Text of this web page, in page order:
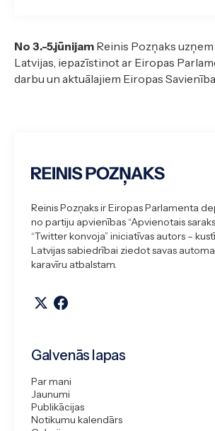
No 3.-5.jūnijam Reinis Pozņaks
Latvijas, iepazīstinot ar Eiropas
darbu un aktuālajiem Eiropas
Reinis Pozņaks ir Eiropas Parlamenta
no partiju apvienības “Apvienotais
“Twitter konvoja” iniciatīvas autors –
Latvijas sabiedrībai ziedot savas
karavīru atbalstam.
Galvenās lapas
Par mani
Jaunumi
Publikācijas
Notikumu kalendārs